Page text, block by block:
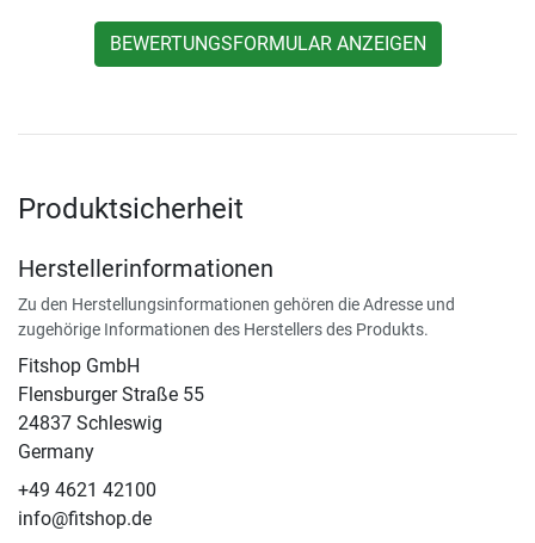
BEWERTUNGSFORMULAR ANZEIGEN
Produktsicherheit
Herstellerinformationen
Zu den Herstellungsinformationen gehören die Adresse und
zugehörige Informationen des Herstellers des Produkts.
Fitshop GmbH
Flensburger Straße 55
24837 Schleswig
Germany
+49 4621 42100
info@fitshop.de